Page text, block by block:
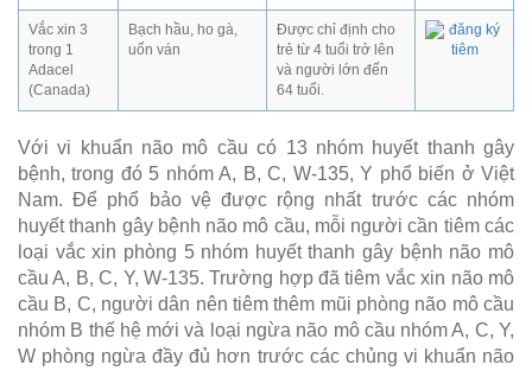
Vắc xin 3
trong 1
Adacel
(Canada)
Bạch hầu, ho gà,
uốn ván
Được chỉ định cho
trẻ từ 4 tuổi trở lên
và người lớn đến
64 tuổi.
Với vi khuẩn não mô cầu có 13 nhóm huyết thanh gây
bệnh, trong đó 5 nhóm A, B, C, W-135, Y phổ biến ở Việt
Nam. Để phổ bảo vệ được rộng nhất trước các nhóm
huyết thanh gây bệnh não mô cầu, mỗi người cần tiêm các
loại vắc xin phòng 5 nhóm huyết thanh gây bệnh não mô
cầu A, B, C, Y, W-135. Trường hợp đã tiêm vắc xin não mô
cầu B, C, người dân nên tiêm thêm mũi phòng não mô cầu
nhóm B thế hệ mới và loại ngừa não mô cầu nhóm A, C, Y,
W phòng ngừa đầy đủ hơn trước các chủng vi khuẩn não